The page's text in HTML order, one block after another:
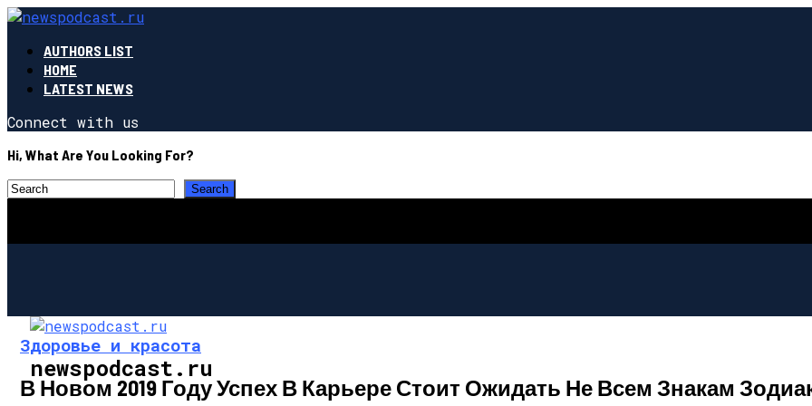
AUTHORS LIST
HOME
LATEST NEWS
Connect with us
Hi, What Are You Looking For?
newspodcast.ru
Здоровье и красота
В Новом 2019 Году Успех В Карьере Стоит Ожидать Не Всем Знакам